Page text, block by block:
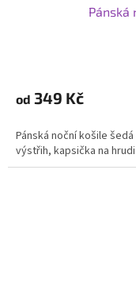
Pánská
od 349 Kč
Pánská noční košile
výstřih, kapsička na